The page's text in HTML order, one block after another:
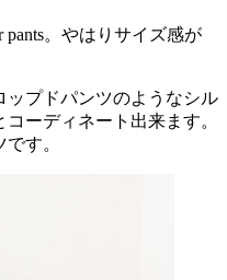
pants。やはりサイズ感が
プドパンツのようなシル
ーディネート出来ます。
す。